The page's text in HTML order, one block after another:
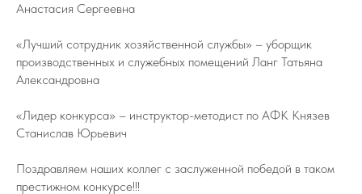
Анастасия Сергеевна
«Лучший сотрудник хозяйственной службы» – уборщик
производственных и служебных помещений Ланг Татьяна
Александровна
«Лидер конкурса» – инструктор-методист по АФК Князев
Станислав Юрьевич
Поздравляем наших коллег с заслуженной победой в таком
престижном конкурсе!!!